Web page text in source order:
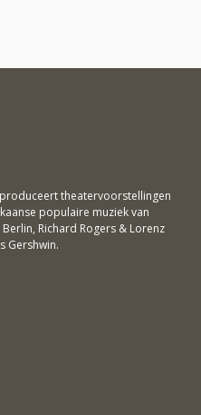
theatervoorstellingen
populaire muziek van
Richard Rogers & Lorenz
Gershwin.